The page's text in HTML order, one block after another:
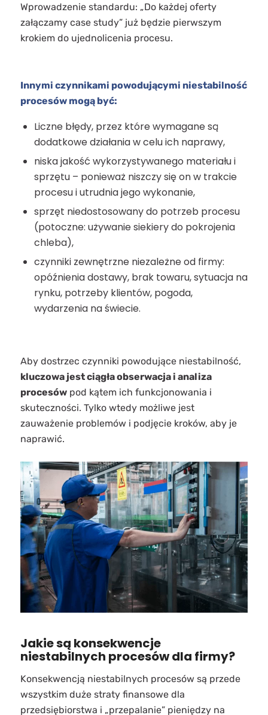
Wprowadzenie standardu: „Do każdej oferty
załączamy case study” już będzie pierwszym
krokiem do ujednolicenia procesu.
Innymi czynnikami powodującymi niestabilność
procesów mogą być:
Liczne błędy, przez które wymagane są
dodatkowe działania w celu ich naprawy,
niska jakość wykorzystywanego materiału i
sprzętu – ponieważ niszczy się on w trakcie
procesu i utrudnia jego wykonanie,
sprzęt niedostosowany do potrzeb procesu
(potoczne: używanie siekiery do pokrojenia
chleba),
czynniki zewnętrzne niezależne od firmy:
opóźnienia dostawy, brak towaru, sytuacja na
rynku, potrzeby klientów, pogoda,
wydarzenia na świecie.
Aby dostrzec czynniki powodujące niestabilność,
kluczowa jest ciągła obserwacja i analiza
procesówpod kątem ich funkcjonowania i
skuteczności. Tylko wtedy możliwe jest
zauważenie problemów i podjęcie kroków, aby je
naprawić.
Jakie są konsekwencje
niestabilnych procesów dla firmy?
Konsekwencją niestabilnych procesów są przede
wszystkim duże straty finansowe dla
przedsiębiorstwa i „przepalanie” pieniędzy na